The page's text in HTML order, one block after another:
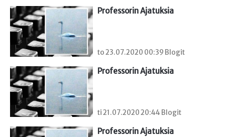
Professorin Ajatuksia
to 23.07.2020 00:39 Blogit
Professorin Ajatuksia
ti 21.07.2020 20:44 Blogit
Professorin Ajatuksia